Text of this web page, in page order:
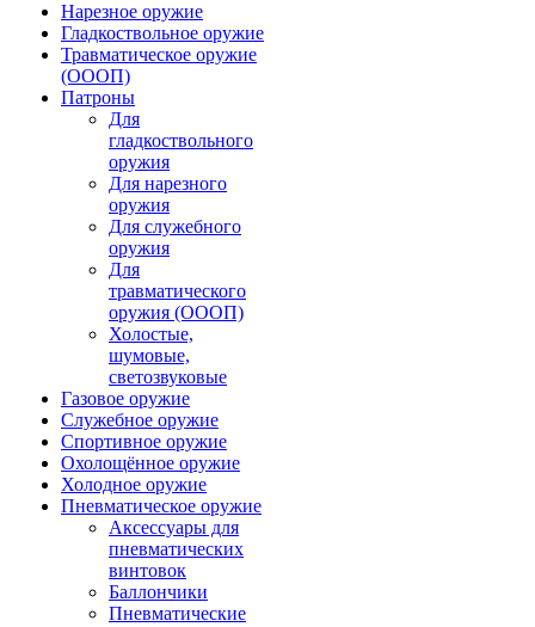
Нарезное оружие
Гладкоствольное оружие
Травматическое оружие
(ОООП)
Патроны
Для
гладкоствольного
оружия
Для нарезного
оружия
Для служебного
оружия
Для
травматического
оружия (ОООП)
Холостые,
шумовые,
светозвуковые
Газовое оружие
Служебное оружие
Спортивное оружие
Охолощённое оружие
Холодное оружие
Пневматическое оружие
Аксессуары для
пневматических
винтовок
Баллончики
Пневматические